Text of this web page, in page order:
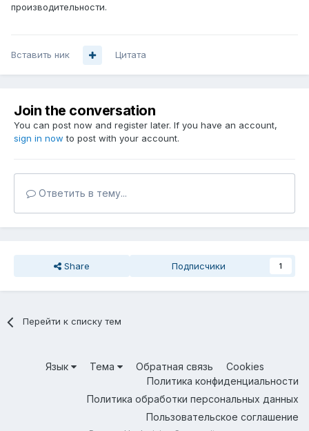
производительности.
Вставить ник Цитата
Join the conversation
You can post now and register later. If you have an account,
sign in now to post with your account.
Ответить в тему...
Share Подписчики 1
Перейти к списку тем
Язык Тема Обратная связь
Cookies
Политика конфиденциальности
Политика обработки персональных данных
Пользовательское соглашение